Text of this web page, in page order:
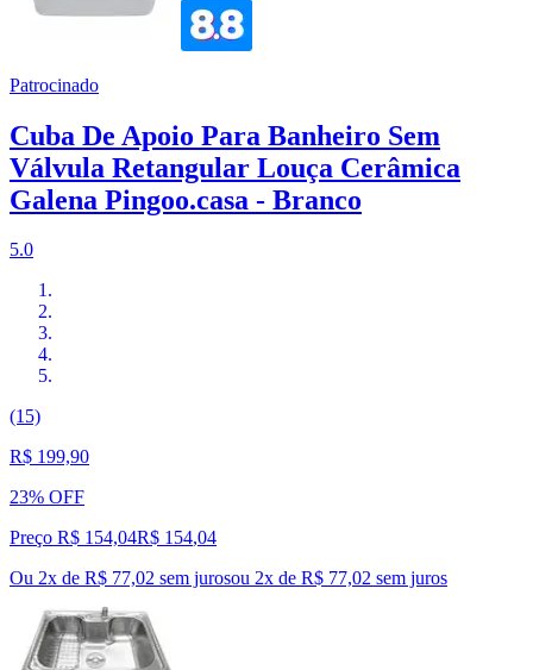
Patrocinado
Cuba De Apoio Para Banheiro Sem
Válvula Retangular Louça Cerâmica
Galena Pingoo.casa - Branco
5.0
(15)
R$ 199,90
23% OFF
Preço R$ 154,04R$ 154,04
Ou 2x de R$ 77,02 sem jurosou 2x de R$ 77,02 sem juros